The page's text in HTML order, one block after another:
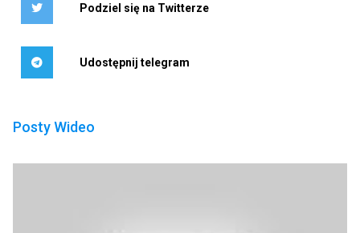
Podziel się na Twitterze
Udostępnij telegram
Posty Wideo